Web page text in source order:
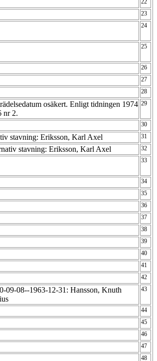
22
23
24
25
26
27
28
osäkert. Enligt tidningen 1974
nr 2.
29
30
stavning: Eriksson, Karl Axel 31
stavning: Eriksson, Karl Axel 32
33
34
35
36
37
38
39
40
41
42
09-08--1963-12-31: Hansson, Knuth
43
44
45
46
47
48